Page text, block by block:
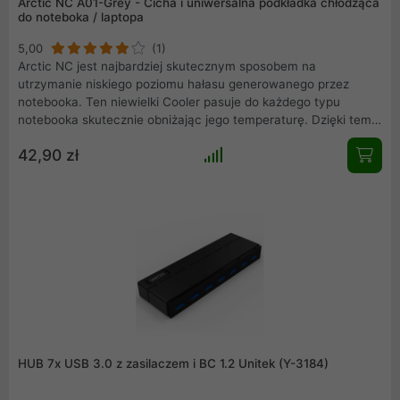
Arctic NC A01-Grey - Cicha i uniwersalna podkładka chłodząca
do noteboka / laptopa
5,00
(1)
Arctic NC jest najbardziej skutecznym sposobem na
utrzymanie niskiego poziomu hałasu generowanego przez
notebooka. Ten niewielki Cooler pasuje do każdego typu
notebooka skutecznie obniżając jego temperaturę. Dzięki temu
niskim kosztem możesz przedłużyć żywotność podzespołów
swojego komputera. Dodatkową korzyścią są cztery porty USB
42,90 zł
HUB 7x USB 3.0 z zasilaczem i BC 1.2 Unitek (Y-3184)